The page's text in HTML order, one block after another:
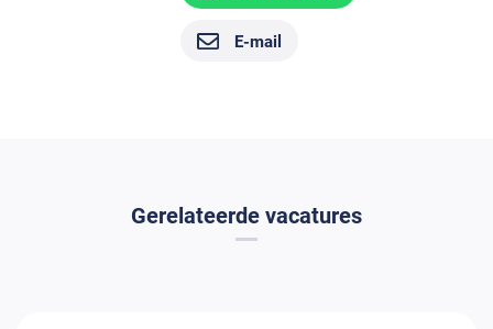
E-mail
Gerelateerde vacatures